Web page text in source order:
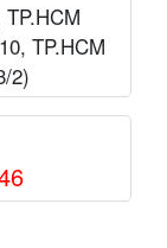
TP.HCM
2)